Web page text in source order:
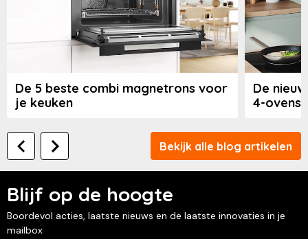
De 5 beste combi magnetrons voor
je keuken
De
4-ovens
Bekijk alle blog artikelen
Blijf op de hoogte
Boordevol acties, laatste nieuws en de laatste innovaties in je
mailbox